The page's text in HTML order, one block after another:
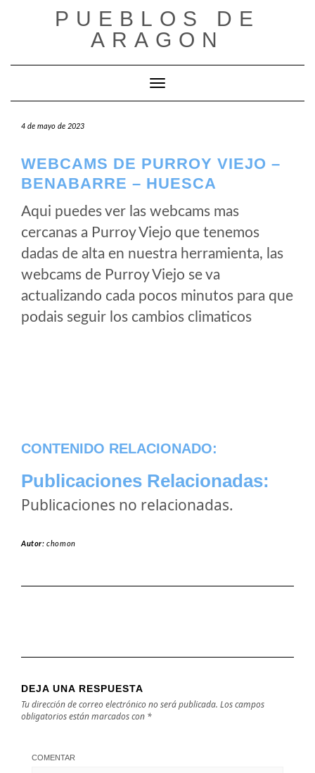
PUEBLOS DE
ARAGON
Cambiar modo de navegación
4 de mayo de 2023
WEBCAMS DE PURROY VIEJO –
BENABARRE – HUESCA
Aqui puedes ver las webcams mas
cercanas a Purroy Viejo que tenemos
dadas de alta en nuestra herramienta, las
webcams de Purroy Viejo se va
actualizando cada pocos minutos para que
podais seguir los cambios climaticos
CONTENIDO RELACIONADO:
Publicaciones Relacionadas:
Publicaciones no relacionadas.
Autor:chomon
DEJA UNA RESPUESTA
Tu dirección de correo electrónico no será publicada. Los campos
obligatorios están marcados con *
COMENTAR